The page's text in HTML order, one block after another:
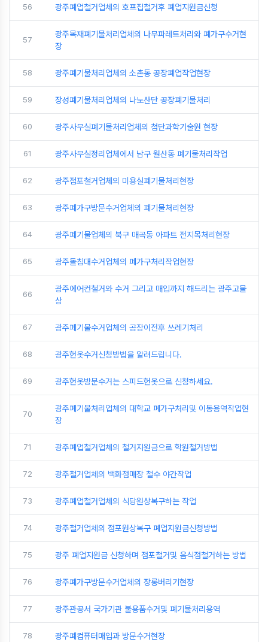
56 광주폐업철거업체의 호프집철거후 폐업지원금신청
57
광주목재폐기물처리업체의 나무파레트처리와 폐가구수거현
장
58 광주폐기물처리업체의 소촌동 공장폐업작업현장
59 장성폐기물처리업체의 나노산단 공장폐기물처리
60 광주사무실폐기물처리업체의 첨단과학기술원 현장
61 광주사무실정리업체에서 남구 월산동 폐기물처리작업
62 광주점포철거업체의 미용실폐기물처리현장
63 광주폐가구방문수거업체의 폐기물처리현장
64 광주폐기물업체의 북구 매곡동 아파트 전지목처리현장
65 광주돌침대수거업체의 폐가구처리작업현장
66
광주에어컨철거와 수거 그리고 매입까지 해드리는 광주고물
상
67 광주폐기물수거업체의 공장이전후 쓰레기처리
68 광주헌옷수거신청방법을 알려드립니다.
69 광주헌옷방문수거는 스피드헌옷으로 신청하세요.
70
광주폐기물처리업체의 대학교 폐가구처리및 이동용역작업현
장
71 광주폐업철거업체의 철거지원금으로 학원철거방법
72 광주철거업체의 백화점매장 철수 야간작업
73 광주폐업철거업체의 식당원상복구하는 작업
74 광주철거업체의 점포원상복구 폐업지원금신청방법
75 광주 폐업지원금 신청하며 점포철거및 음식점철거하는 방법
76 광주폐가구방문수거업체의 장롱버리기현장
77 광주관공서 국가기관 불용품수거및 폐기물처리용역
78 광주폐컴퓨터매입과 방문수거현장